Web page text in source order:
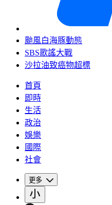
颱風白海豚動態
SBS歌謠大戰
沙拉油致癌物超標
首頁
即時
生活
政治
娛樂
國際
社會
更多